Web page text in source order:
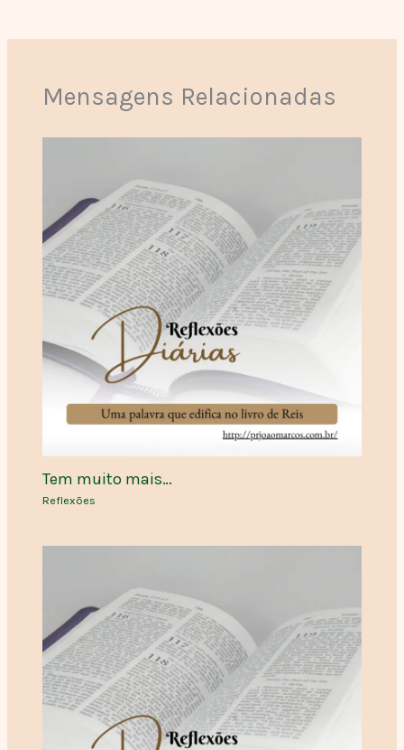
Mensagens Relacionadas
Tem muito mais…
Reflexões